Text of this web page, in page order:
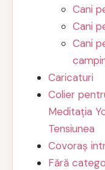
Cani
Cani
Cani
Caricaturi
Colier
Meditația
Tensiunea
Covoraș
Fără